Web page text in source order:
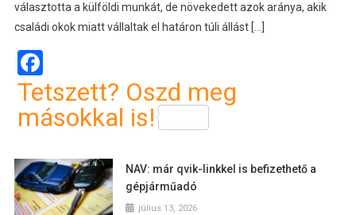
választotta a külföldi munkát, de növekedett azok aránya, akik
családi okok miatt vállaltak el határon túli állást […]
Facebook
Tetszett? Oszd meg
másokkal is!
NAV: már qvik-linkkel is befizethető a
gépjárműadó
július 13, 2026